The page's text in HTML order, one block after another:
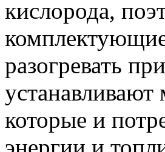
кислорода,
разогревать
которые и
энергии и